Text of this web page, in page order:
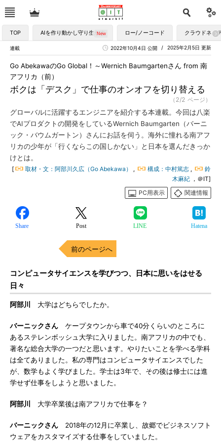
TOP AIを作り動かし守り生かす ロー/ノーコード クラウドネイ
連載 2025年2月5日 更新
2022年10月4日 公開
ボクは「デスク」で仕事のオンオフを切り替える
Go AbekawaのGo Global！～Wernich Baumgartenさん from 南
アフリカ（前）
（2/2 ページ）
グローバルに活躍するエンジニアを紹介する本連載。今回は八楽
でAIプロダクトの開発をしているWernich Baumgarten（バーニ
ック・バウムガートン）さんにお話を伺う。海外に憧れる南アフ
リカの少年が「行くならこの国しかない」と日本を選んだきっか
けとは。
[ 取材・文：阿部川久広（Go Abekawa） , 構成：中村篤志 ,
鈴
木麻紀 ，＠IT]
PC用表示
関連情報
Share Post LINE Hatena
前のページへ
コンピュータサイエンスを学びつつ、日本に思いをはせる
日々
阿部川 大学はどちらでしたか。
バーニックさん ケープタウンから車で40分くらいのところに
あるステレンボッシュ大学に入りました。南アフリカの中でも、
著名な総合大学の一つだと思います。やりたいことを学べる学科
は全てありました。私の専門はコンピュータサイエンスでした
が、数学もよく学びました。学士は3年で、その後は修士には進
学せず仕事をしようと思いました。
阿部川 大学卒業後は南アフリカで仕事を？
バーニックさん 2018年の12月に卒業し、故郷でビジネスソフト
ウェアをカスタマイズする仕事をしていました。